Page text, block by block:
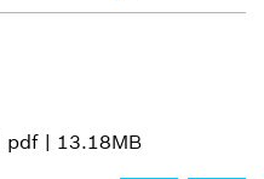
pdf | 13.18MB